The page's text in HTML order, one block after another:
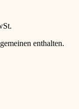
enthalten.